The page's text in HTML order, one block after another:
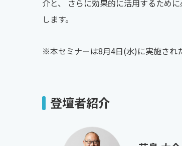
介と、 さらに効果的に活用するため
します。
※本セミナーは8月4日(水)に実施され
登壇者紹介